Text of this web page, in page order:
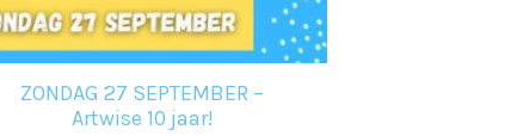
ZONDAG 27 SEPTEMBER –
Artwise 10 jaar!